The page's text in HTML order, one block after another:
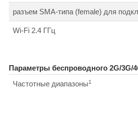
разъем SMA-типа (female) для
Wi-Fi 2.4 ГГц
Параметры беспроводного 2G/3G/
Частотные диапазоны1